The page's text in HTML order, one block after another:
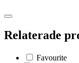
Relaterade
Favourite